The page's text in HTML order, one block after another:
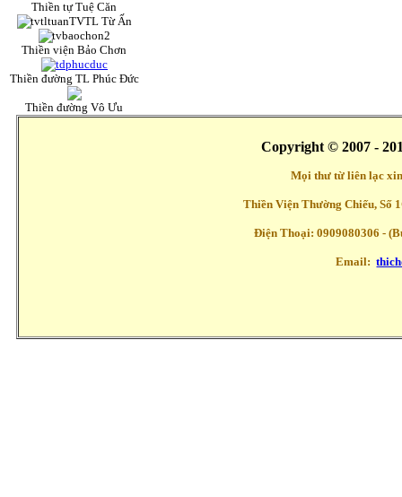
Thiền tự Tuệ Căn
TVTL Từ Ấn
Thiền viện Bảo Chơn
Thiền đường TL Phúc Đức
Thiền đường Vô Ưu
Copyright © 2007 -
Mọi thư từ liên lạc
Thiền Viện Thường Chiếu, Số
Điện Thoại: 0909080306 -
Email: